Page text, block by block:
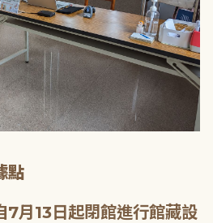
點
7月13日起閉館進行館藏設